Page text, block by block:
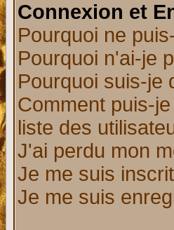
Connexion et
Pourquoi ne
Pourquoi n'ai-je
Pourquoi suis-je
Comment puis-
liste des
J'ai perdu mon
Je me suis
Je me suis